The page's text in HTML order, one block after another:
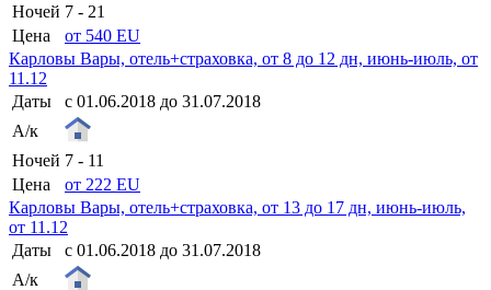
Ночей 7 - 21
Цена
от 540 EU
Карловы Вары, отель+страховка, от 8 до 12 дн, июнь-июль, от
11.12
Даты
с 01.06.2018 до 31.07.2018
А/к
Ночей 7 - 11
Цена
от 222 EU
Карловы Вары, отель+страховка, от 13 до 17 дн, июнь-июль,
от 11.12
Даты
с 01.06.2018 до 31.07.2018
А/к